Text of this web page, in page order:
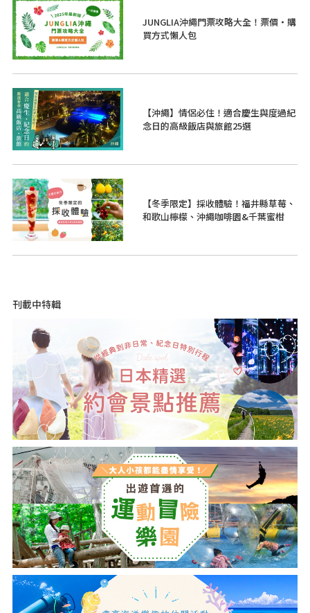
JUNGLIA沖繩門票攻略大全！票價・購
買方式懶人包
【沖繩】情侶必住！適合慶生與度過紀
念日的高級飯店與旅館25選
【冬季限定】採收體驗！福井縣草莓、
和歌山檸檬、沖繩咖啡園&千葉蜜柑
刊載中特輯